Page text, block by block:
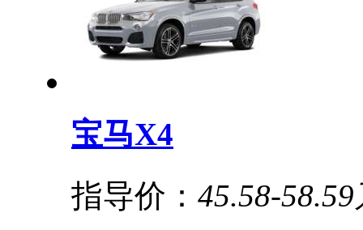
宝马X4
指导价： 45.58-58.59